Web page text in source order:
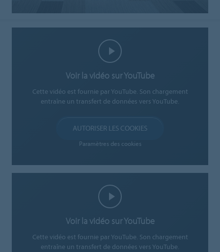
Voir la vidéo sur YouTube
Cette vidéo est fournie par YouTube. Son chargement
entraîne un transfert de données vers YouTube.
AUTORISER LES COOKIES
Paramètres des cookies
Voir la vidéo sur YouTube
Cette vidéo est fournie par YouTube. Son chargement
entraîne un transfert de données vers YouTube.